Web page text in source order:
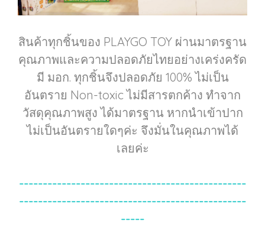
สินค้าทุกชิ้นของ PLAYGO TOY ผ่านมาตรฐาน
คุณภาพและความปลอดภัยไทยอย่างเคร่งครัด
มี มอก. ทุกชิ้นจึงปลอดภัย 100% ไม่เป็น
อันตราย Non-toxic ไม่มีสารตกค้าง ทำจาก
วัสดุคุณภาพสูง ได้มาตรฐาน หากนำเข้าปาก
ไม่เป็นอันตรายใดๆค่ะ จึงมั่นในคุณภาพได้
เลยค่ะ
------------------------------------------------
------------------------------------------------
-----